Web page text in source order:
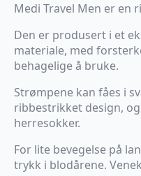
Medi Travel Men er en
Den er produsert i et
materiale, med
behagelige å bruke.
Strømpene kan fåes i
ribbestrikket design,
herresokker.
For lite bevegelse på
trykk i blodårene.